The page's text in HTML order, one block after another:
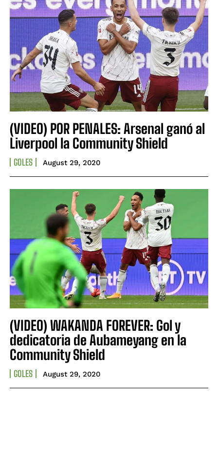
(VIDEO) POR PENALES: Arsenal ganó al
Liverpool la Community Shield
GOLES August 29, 2020
(VIDEO) WAKANDA FOREVER: Gol y
dedicatoria de Aubameyang en la
Community Shield
GOLES August 29, 2020